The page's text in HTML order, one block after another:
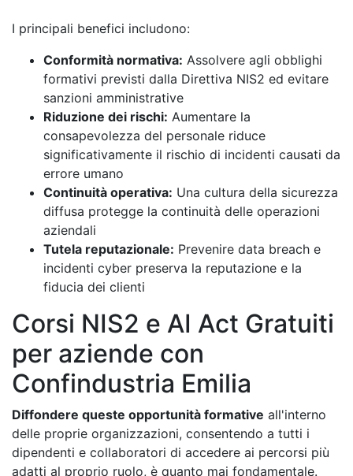
I principali benefici includono:
Conformità normativa: Assolvere agli obblighi
formativi previsti dalla Direttiva NIS2 ed evitare
sanzioni amministrative
Riduzione dei rischi: Aumentare la
consapevolezza del personale riduce
significativamente il rischio di incidenti causati da
errore umano
Continuità operativa: Una cultura della sicurezza
diffusa protegge la continuità delle operazioni
aziendali
Tutela reputazionale: Prevenire data breach e
incidenti cyber preserva la reputazione e la
fiducia dei clienti
Corsi NIS2 e AI Act Gratuiti
per aziende con
Confindustria Emilia
Diffondere queste opportunità formative all'interno
delle proprie organizzazioni, consentendo a tutti i
dipendenti e collaboratori di accedere ai percorsi più
adatti al proprio ruolo, è quanto mai fondamentale.